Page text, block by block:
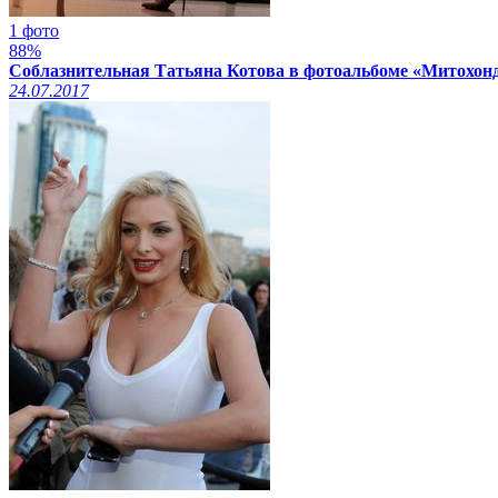
1 фото
88%
Соблазнительная Татьяна Котова в фотоальбоме
24.07.2017